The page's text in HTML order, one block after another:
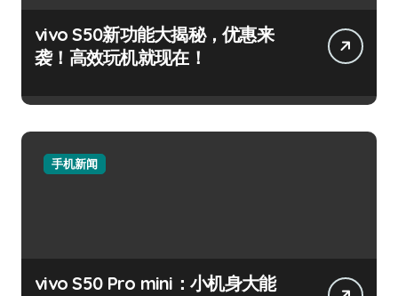
vivo S50新功能大揭秘，优惠来
袭！高效玩机就现在！
手机新闻
vivo S50 Pro mini：小机身大能